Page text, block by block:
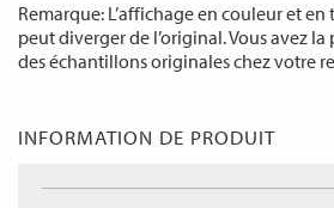
Remarque: L’affichage en couleur et en
peut diverger de l’original. Vous avez
des échantillons originales chez votre
INFORMATION DE PRODUIT